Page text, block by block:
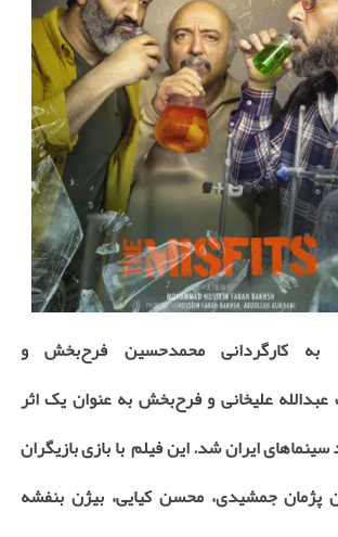
به کارگردانی محمدحسین فرح‌بخش و
علیخانی و فرح‌بخش به عنوان یک اثر
ایران شد. این فیلم با بازی بازیگران
جمشیدی، محسن کیایی، بیژن بنفشه